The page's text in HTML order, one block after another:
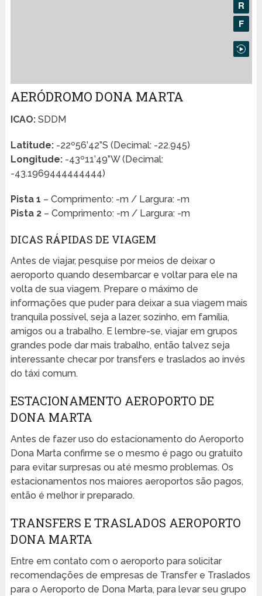
AERÓDROMO DONA MARTA
ICAO:SDDM
Latitude:-22º56’42”S (Decimal: -22.945)
Longitude:-43º11’49”W (Decimal:
-43.1969444444444)
Pista 1 – Comprimento: -m / Largura: -m
Pista 2– Comprimento: -m / Largura: -m
DICAS RÁPIDAS DE VIAGEM
Antes de viajar, pesquise por meios de deixar o
aeroporto quando desembarcar e voltar para ele na
volta de sua viagem. Prepare o máximo de
informações que puder para deixar a sua viagem mais
tranquila possível, seja a lazer, sozinho, em família,
amigos ou a trabalho. E lembre-se, viajar em grupos
grandes pode dar mais trabalho, então talvez seja
interessante checar por transfers e traslados ao invés
do táxi comum.
ESTACIONAMENTO AEROPORTO DE
DONA MARTA
Antes de fazer uso do estacionamento do Aeroporto
Dona Marta confirme se o mesmo é pago ou gratuito
para evitar surpresas ou até mesmo problemas. Os
estacionamentos nos maiores aeroportos são pagos,
então é melhor ir preparado.
TRANSFERS E TRASLADOS AEROPORTO
DONA MARTA
Entre em contato com o aeroporto para solicitar
recomendações de empresas de Transfer e Traslados
para o Aeroporto de Dona Marta, para levar seu grupo